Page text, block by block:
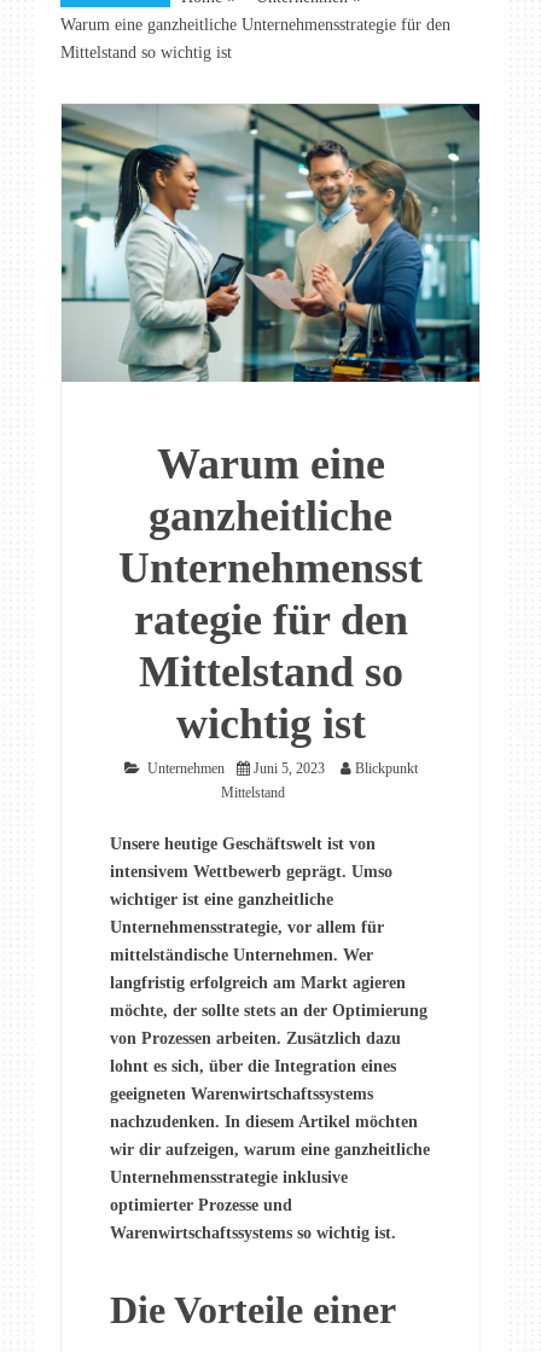
Warum eine ganzheitliche Unternehmensstrategie für den
Mittelstand so wichtig ist
Warum eine
ganzheitliche
Unternehmensst
rategie für den
Mittelstand so
wichtig ist
Unternehmen Juni 5, 2023
Blickpunkt
Mittelstand
Unsere heutige Geschäftswelt ist von
intensivem Wettbewerb geprägt. Umso
wichtiger ist eine ganzheitliche
Unternehmensstrategie, vor allem für
mittelständische Unternehmen. Wer
langfristig erfolgreich am Markt agieren
möchte, der sollte stets an der Optimierung
von Prozessen arbeiten. Zusätzlich dazu
lohnt es sich, über die Integration eines
geeigneten Warenwirtschaftssystems
nachzudenken. In diesem Artikel möchten
wir dir aufzeigen, warum eine ganzheitliche
Unternehmensstrategie inklusive
optimierter Prozesse und
Warenwirtschaftssystems so wichtig ist.
Die Vorteile einer